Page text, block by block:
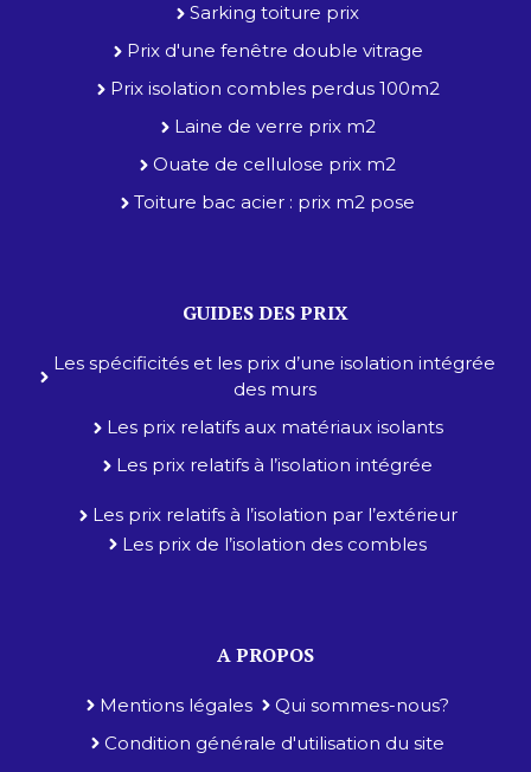
Sarking toiture prix
Prix d'une fenêtre double vitrage
Prix isolation combles perdus 100m2
Laine de verre prix m2
Ouate de cellulose prix m2
Toiture bac acier : prix m2 pose
GUIDES DES PRIX
Les spécificités et les prix d’une isolation intégrée
des murs
Les prix relatifs aux matériaux isolants
Les prix relatifs à l’isolation intégrée
Les prix relatifs à l’isolation par l’extérieur
Les prix de l’isolation des combles
A PROPOS
Mentions légales
Qui sommes-nous?
Condition générale d'utilisation du site